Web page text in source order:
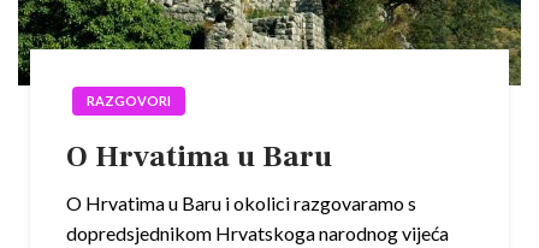
RAZGOVORI
O Hrvatima u Baru
O Hrvatima u Baru i okolici razgovaramo s
dopredsjednikom Hrvatskoga narodnog vijeća